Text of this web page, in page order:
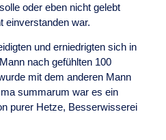
oder eben nicht gelebt
einverstanden war.
und erniedrigten sich in
nach gefühlten 100
mit dem anderen Mann
summarum war es ein
purer Hetze, Besserwisserei